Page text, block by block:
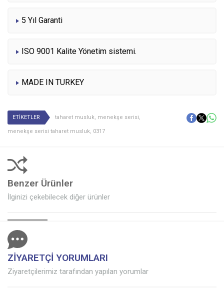
5 Yıl Garanti
ISO 9001 Kalite Yönetim sistemi.
MADE IN TURKEY
ETİKETLER taharet musluk, menekşe serisi,
menekşe serisi taharet musluk, 0317
Benzer Ürünler
İlginizi çekebilecek diğer ürünler
ZİYARETÇİ YORUMLARI
Ziyaretçilerimiz tarafından yapılan yorumlar